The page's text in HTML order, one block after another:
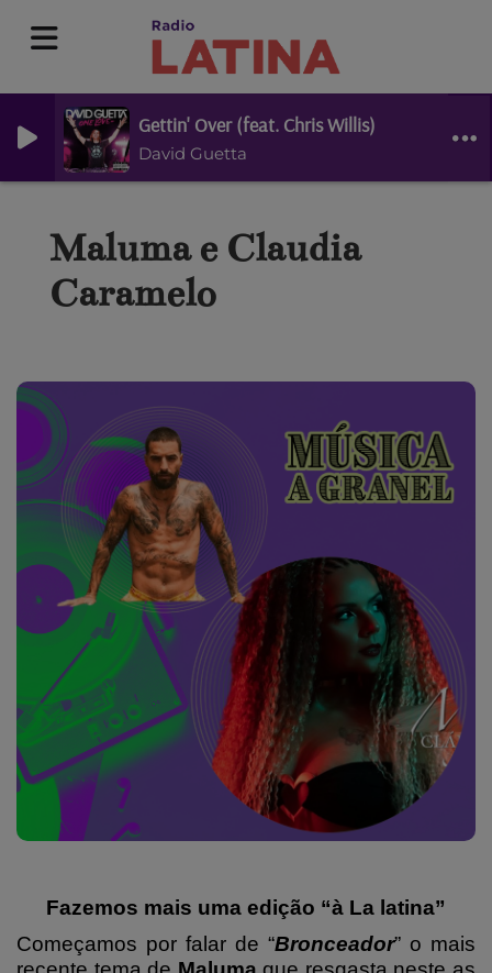
Gettin' Over (feat. Chris Willis)
David Guetta
Maluma e Claudia
Caramelo
Fazemos mais uma edição “à La latina”
Começamos por falar de “Bronceador” o mais